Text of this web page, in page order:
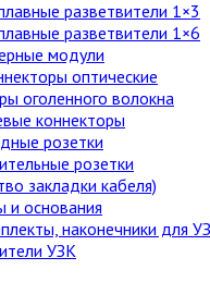
разветвители 1×3
разветвители 1×6
модули
оптические
оголенного волокна
коннекторы
розетки
розетки
закладки кабеля)
и основания
наконечники для
УЗК